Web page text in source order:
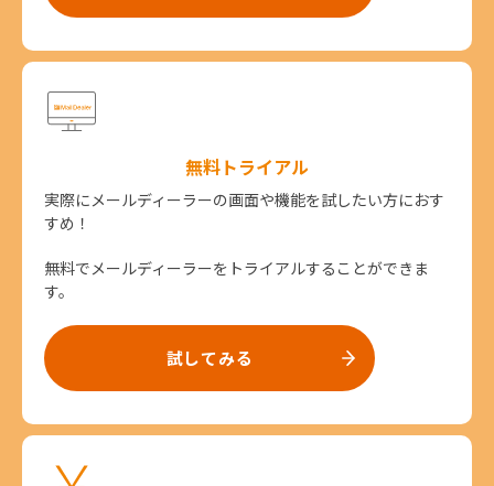
無料トライアル
実際にメールディーラーの画面や機能を試したい方におす
すめ！
無料でメールディーラーをトライアルすることができま
す。
試してみる